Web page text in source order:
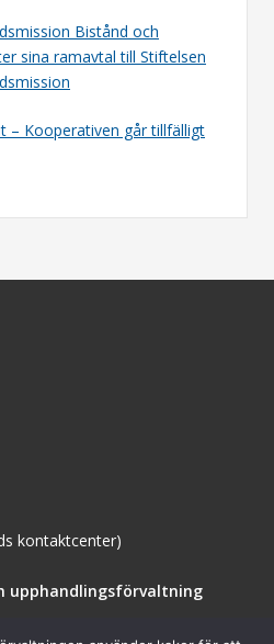
Bistånd och
sina ramavtal till Stiftelsen
– Kooperativen går tillfälligt
kontaktcenter)
upphandlingsförvaltning(öppnas